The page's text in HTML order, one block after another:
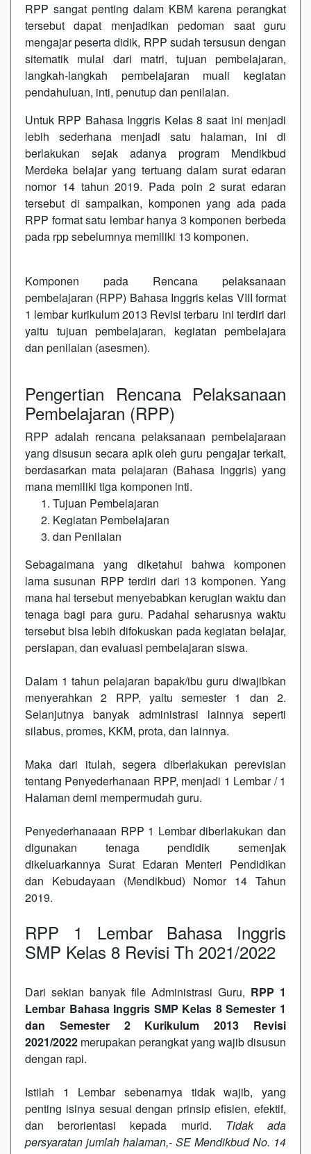
RPP sangat penting dalam KBM karena perangkat
tersebut dapat menjadikan pedoman saat guru
mengajar peserta didik, RPP sudah tersusun dengan
sitematik mulai dari matri, tujuan pembelajaran,
langkah-langkah pembelajaran muali kegiatan
pendahuluan, inti, penutup dan penilaian.
Untuk RPP Bahasa Inggris Kelas 8 saat ini menjadi
lebih sederhana menjadi satu halaman, ini di
berlakukan sejak adanya program Mendikbud
Merdeka belajar yang tertuang dalam surat edaran
nomor 14 tahun 2019. Pada poin 2 surat edaran
tersebut di sampaikan, komponen yang ada pada
RPP format satu lembar hanya 3 komponen berbeda
pada rpp sebelumnya memiliki 13 komponen.
Komponen pada Rencana pelaksanaan
pembelajaran (RPP) Bahasa Inggris kelas VIII format
1 lembar kurikulum 2013 Revisi terbaru ini terdiri dari
yaitu tujuan pembelajaran, kegiatan pembelajara
dan penilaian (asesmen).
Pengertian Rencana Pelaksanaan
Pembelajaran (RPP)
RPP adalah rencana pelaksanaan pembelajaraan
yang disusun secara apik oleh guru pengajar terkait,
berdasarkan mata pelajaran (Bahasa Inggris) yang
mana memiliki tiga komponen inti.
Tujuan Pembelajaran
Kegiatan Pembelajaran
dan Penilaian
Sebagaimana yang diketahui bahwa komponen
lama susunan RPP terdiri dari 13 komponen. Yang
mana hal tersebut menyebabkan kerugian waktu dan
tenaga bagi para guru. Padahal seharusnya waktu
tersebut bisa lebih difokuskan pada kegiatan belajar,
persiapan, dan evaluasi pembelajaran siswa.
Dalam 1 tahun pelajaran bapak/ibu guru diwajibkan
menyerahkan 2 RPP, yaitu semester 1 dan 2.
Selanjutnya banyak administrasi lainnya seperti
silabus, promes, KKM, prota, dan lainnya.
Maka dari itulah, segera diberlakukan perevisian
tentang Penyederhanaan RPP, menjadi 1 Lembar / 1
Halaman demi mempermudah guru.
Penyederhanaaan RPP 1 Lembar diberlakukan dan
digunakan tenaga pendidik semenjak
dikeluarkannya Surat Edaran Menteri Pendidikan
dan Kebudayaan (Mendikbud) Nomor 14 Tahun
2019.
RPP 1 Lembar Bahasa Inggris
SMP Kelas 8 Revisi Th 2021/2022
Dari sekian banyak file Administrasi Guru, RPP 1
Lembar Bahasa Inggris SMP Kelas 8 Semester 1
dan Semester 2 Kurikulum 2013 Revisi
2021/2022 merupakan perangkat yang wajib disusun
dengan rapi.
Istilah 1 Lembar sebenarnya tidak wajib, yang
penting isinya sesuai dengan prinsip efisien, efektif,
dan berorientasi kepada murid. Tidak ada
persyaratan jumlah halaman,- SE Mendikbud No. 14